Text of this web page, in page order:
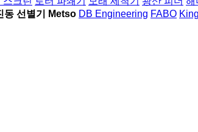
동 선별기 Metso DB Engineering FABO